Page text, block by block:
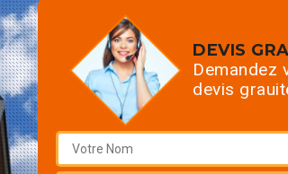
DEVIS
Demandez
devis